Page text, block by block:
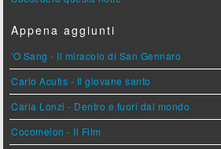
Appena aggiunti
'O Sang - Il miracolo di San Gennaro
Carlo Acutis - Il giovane santo
Carla Lonzi - Dentro e fuori dal mondo
Cocomelon - Il Film